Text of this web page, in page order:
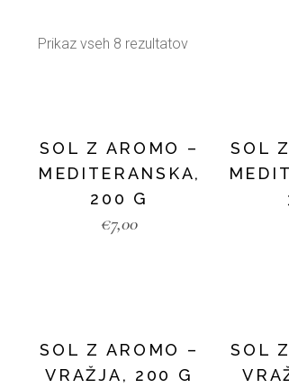
Prikaz vseh 8 rezultatov
SOL Z AROMO –
MEDITERANSKA,
200 G
€7,00
SOL
SOL Z AROMO –
VRAŽJA, 200 G
SOL